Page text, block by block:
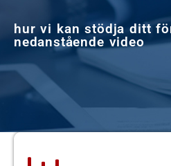
din bokföring korrekt.
nystartad verksamhet eller
din redovisning problemlös
oss ta hand om det
koncentrera dig på att
med trygghet och sinnesro.
med Bokföringsfrid vid din
hur vi kan stödja ditt
nedanstående video